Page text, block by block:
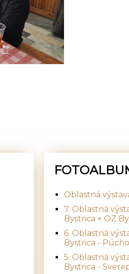
Oblastná
7. Oblastná
Bystrica + OZ
6. Oblastná
Bystrica -
5. Oblastná
Bystrica -